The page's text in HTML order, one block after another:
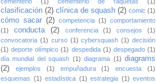
clasificación (2) clínica de squash (2) comic (1)
cómo sacar (2) competencia (1) comportamiento
(1)
conducta (2) conferencia (1) consejos
(1)
convocatoria (1) curso (1) cybersquash (1) decisión
(1) deporte olímpico (1) despedida (1) despegado (1)
día mundial del squash (1) diagrama (1) diagrams
(2)
ejemplos (1) empuñadura (1) encuesta
(1)
esquemas (1) estadística (1) estrategia (1) eventos